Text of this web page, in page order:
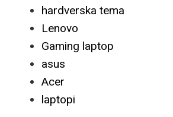
hardverska tema
Lenovo
Gaming laptop
asus
Acer
laptopi